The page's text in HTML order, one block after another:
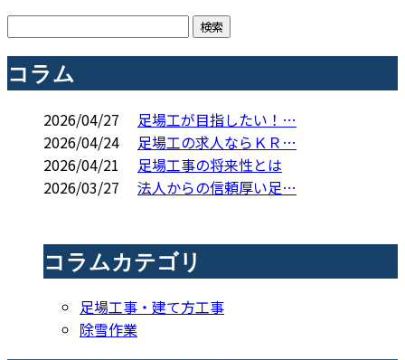
コラム
2026/04/27
足場工が目指したい！…
2026/04/24
足場工の求人ならＫＲ…
2026/04/21
足場工事の将来性とは
2026/03/27
法人からの信頼厚い足…
コラムカテゴリ
足場工事・建て方工事
除雪作業